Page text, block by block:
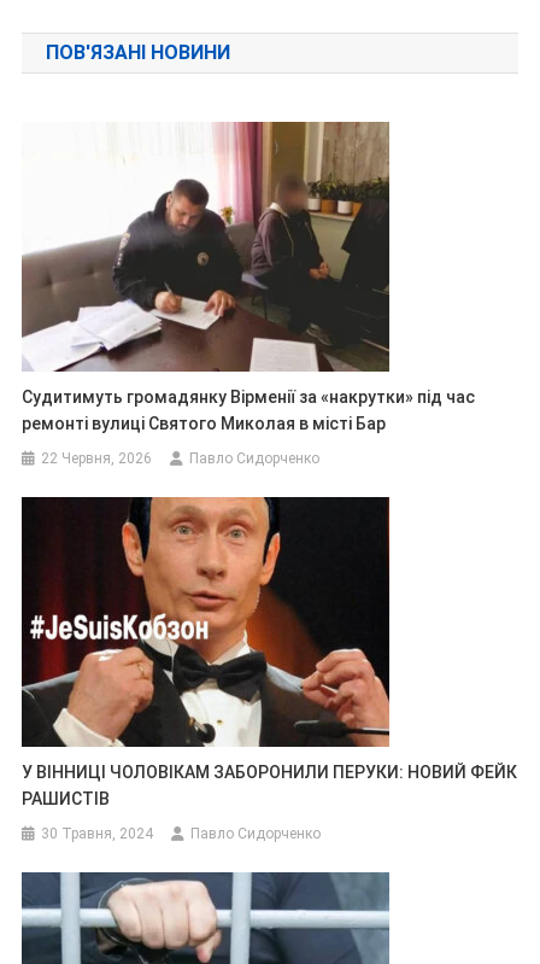
записів
ПОВ'ЯЗАНІ НОВИНИ
Судитимуть громадянку Вірменії за «накрутки» під час
ремонті вулиці Святого Миколая в місті Бар
22 Червня, 2026 Павло Сидорченко
У ВІННИЦІ ЧОЛОВІКАМ ЗАБОРОНИЛИ ПЕРУКИ: НОВИЙ ФЕЙК
РАШИСТІВ
30 Травня, 2024 Павло Сидорченко